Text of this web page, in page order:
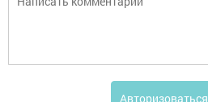
Авторизоваться